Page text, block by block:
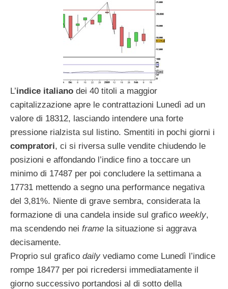
L’indice italiano dei 40 titoli a maggior
capitalizzazione apre le contrattazioni Lunedì ad un
valore di 18312, lasciando intendere una forte
pressione rialzista sul listino. Smentiti in pochi giorni i
compratori, ci si riversa sulle vendite chiudendo le
posizioni e affondando l’indice fino a toccare un
minimo di 17487 per poi concludere la settimana a
17731 mettendo a segno una performance negativa
del 3,81%. Niente di grave sembra, considerata la
formazione di una candela inside sul grafico weekly,
ma scendendo nei frame la situazione si aggrava
decisamente.
Proprio sul grafico daily vediamo come Lunedì l’indice
rompe 18477 per poi ricredersi immediatamente il
giorno successivo portandosi al di sotto della